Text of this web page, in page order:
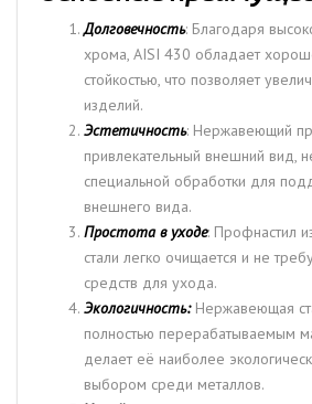
Долговечность: Благодаря
хрома, AISI 430 обладает
стойкостью, что позволяет
изделий.
Эстетичность: Нержавеющий
привлекательный внешний вид,
специальной обработки для
внешнего вида.
Простота в уходе: Профнастил
стали легко очищается и не
средств для ухода.
Экологичность:Нержавеющая
полностью перерабатываемым
делает её наиболее
выбором среди металлов.